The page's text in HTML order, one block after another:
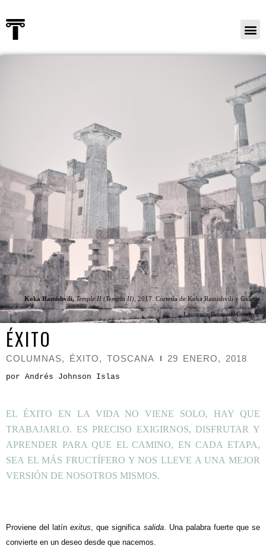
ÉXITO
COLUMNAS, ÉXITO, TOSCANA 29 ENERO, 2018
Koka Ramishvili, Temple II (Templo II) , 2017. Cortesía de Koka Ramishvili y Galerie
Laurence Bernard, Ginebra.
por Andrés Johnson Islas
EL ÉXITO EN LA VIDA NO VIENE SOLO, HAY QUE
TRABAJARLO. ES PRECISO EXIGIRNOS, DISFRUTAR Y
APRENDER PARA QUE EL CAMINO, EN CADA ETAPA,
SEA EL MÁS FRUCTÍFERO Y NOS LLEVE A UNA MEJOR
VERSIÓN DE NOSOTROS MISMOS.
Proviene del latínexitus, que significa salida. Una palabra fuerte que se
convierte en un deseo desde que nacemos.